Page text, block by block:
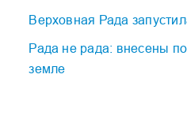
Верховная Рада
Рада не рада: внесены
земле